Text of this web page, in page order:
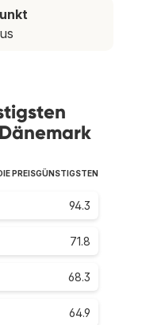
PREISGÜNSTIGSTEN
94.3
71.8
68.3
64.9